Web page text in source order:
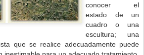
conocer el
estado de un
cuadro o una
escultura; una
que se realice adecuadamente puede